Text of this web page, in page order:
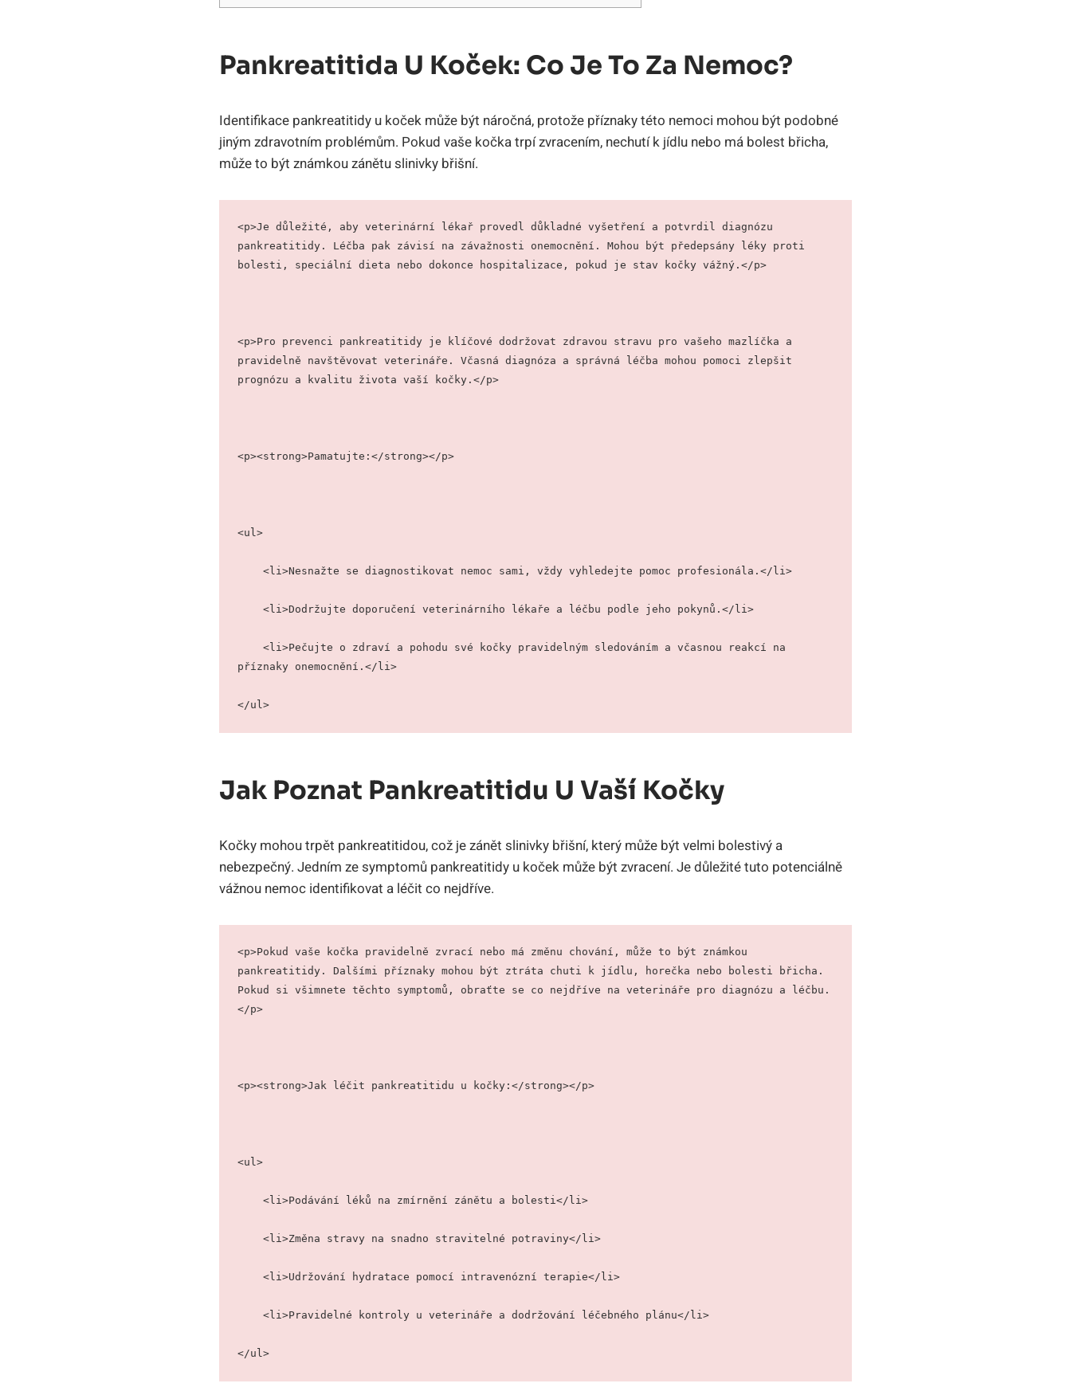
Pankreatitida U Koček: Co Je To Za Nemoc?
Identifikace pankreatitidy u koček může být náročná, protože příznaky této nemoci mohou být podobné
jiným zdravotním problémům. Pokud vaše kočka trpí zvracením, nechutí k jídlu nebo má bolest břicha,
může to být známkou zánětu slinivky břišní.
<p>Je důležité, aby veterinární lékař provedl důkladné vyšetření a potvrdil diagnózu
pankreatitidy. Léčba pak závisí na závažnosti onemocnění. Mohou být předepsány léky proti
bolesti, speciální dieta nebo dokonce hospitalizace, pokud je stav kočky vážný.</p>
<p>Pro prevenci pankreatitidy je klíčové dodržovat zdravou stravu pro vašeho mazlíčka a
pravidelně navštěvovat veterináře. Včasná diagnóza a správná léčba mohou pomoci zlepšit
prognózu a kvalitu života vaší kočky.</p>
<p><strong>Pamatujte:</strong></p>
<ul>
    <li>Nesnažte se diagnostikovat nemoc sami, vždy vyhledejte pomoc profesionála.</li>
    <li>Dodržujte doporučení veterinárního lékaře a léčbu podle jeho pokynů.</li>
příznaky onemocnění.</li>
</ul>
Jak Poznat Pankreatitidu U Vaší Kočky
Kočky mohou trpět pankreatitidou, což je zánět slinivky břišní, který může být velmi bolestivý a
nebezpečný. Jedním ze symptomů pankreatitidy u koček může být zvracení. Je důležité tuto potenciálně
vážnou nemoc identifikovat a léčit co nejdříve.
<p>Pokud vaše kočka pravidelně zvrací nebo má změnu chování, může to být známkou
pankreatitidy. Dalšími příznaky mohou být ztráta chuti k jídlu, horečka nebo bolesti břicha.
Pokud si všimnete těchto symptomů, obraťte se co nejdříve na veterináře pro diagnózu a léčbu.
</p>
<p><strong>Jak léčit pankreatitidu u kočky:</strong></p>
<ul>
    <li>Podávání léků na zmírnění zánětu a bolesti</li>
    <li>Změna stravy na snadno stravitelné potraviny</li>
    <li>Udržování hydratace pomocí intravenózní terapie</li>
    <li>Pravidelné kontroly u veterináře a dodržování léčebného plánu</li>
</ul>